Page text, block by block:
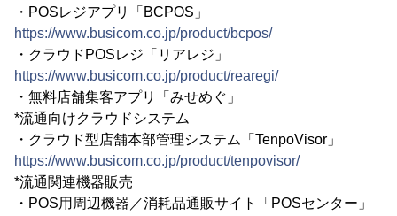
・POSレジアプリ「BCPOS」
https://www.busicom.co.jp/product/bcpos/
・クラウドPOSレジ「リアレジ」
https://www.busicom.co.jp/product/rearegi/
・無料店舗集客アプリ「みせめぐ」
*流通向けクラウドシステム
・クラウド型店舗本部管理システム「TenpoVisor」
https://www.busicom.co.jp/product/tenpovisor/
*流通関連機器販売
・POS用周辺機器／消耗品通販サイト「POSセンター」